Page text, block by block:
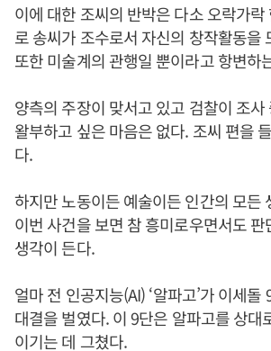
이에 대한 조씨의 반박은 다소 오락가락
로 송씨가 조수로서 자신의 창작활동을
또한 미술계의 관행일 뿐이라고 항변하
양측의 주장이 맞서고 있고 검찰이 조
왈부하고 싶은 마음은 없다. 조씨 편을
다.
하지만 노동이든 예술이든 인간의 모든
이번 사건을 보면 참 흥미로우면서도
생각이 든다.
얼마 전 인공지능(AI) ‘알파고’가 이세
대결을 벌였다. 이 9단은 알파고를 상대
이기는 데 그쳤다.